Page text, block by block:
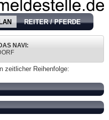
REITER / PFERDE
NAVI:
zeitlicher Reihenfolge: